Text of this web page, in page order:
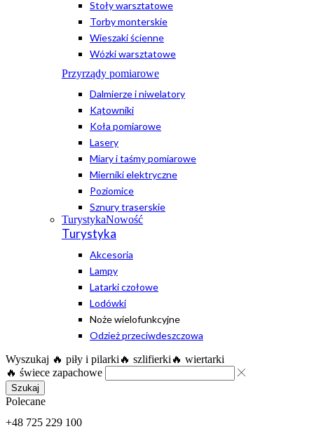
Stoły warsztatowe
Torby monterskie
Wieszaki ścienne
Wózki warsztatowe
Przyrządy pomiarowe
Dalmierze i niwelatory
Kątowniki
Koła pomiarowe
Lasery
Miary i taśmy pomiarowe
Mierniki elektryczne
Poziomice
Sznury traserskie
TurystykaNowość
Turystyka
Akcesoria
Lampy
Latarki czołowe
Lodówki
Noże wielofunkcyjne
Odzież przeciwdeszczowa
Wyszukaj 🔥 piły i pilarki 🔥 szlifierki 🔥 wiertarki
🔥 świece zapachowe
Szukaj
Polecane
+48 725 229 100